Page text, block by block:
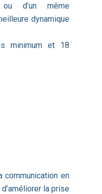
d’un même
dynamique
minimum et 18
communication en
la prise